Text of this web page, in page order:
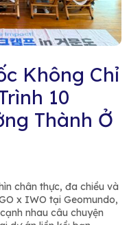
Không Chỉ
10
Thành Ở
chân thực, đa chiều và
x IWO tại Geomundo,
nhau câu chuyện